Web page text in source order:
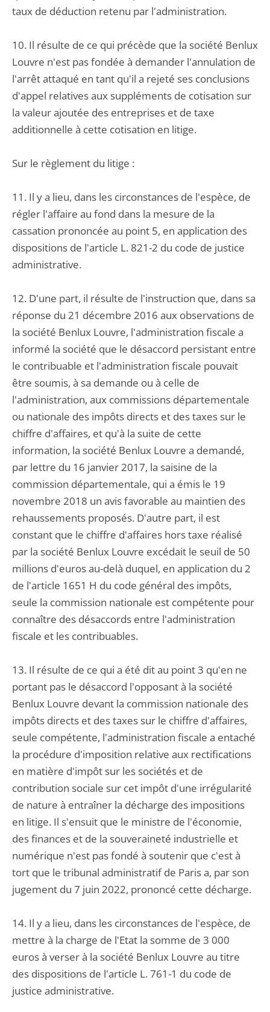
taux de déduction retenu par l'administration.
10. Il résulte de ce qui précède que la société Benlux
Louvre n'est pas fondée à demander l'annulation de
l'arrêt attaqué en tant qu'il a rejeté ses conclusions
d'appel relatives aux suppléments de cotisation sur
la valeur ajoutée des entreprises et de taxe
additionnelle à cette cotisation en litige.
Sur le règlement du litige :
11. Il y a lieu, dans les circonstances de l'espèce, de
régler l'affaire au fond dans la mesure de la
cassation prononcée au point 5, en application des
dispositions de l'article L. 821-2 du code de justice
administrative.
12. D'une part, il résulte de l'instruction que, dans sa
réponse du 21 décembre 2016 aux observations de
la société Benlux Louvre, l'administration fiscale a
informé la société que le désaccord persistant entre
le contribuable et l'administration fiscale pouvait
être soumis, à sa demande ou à celle de
l'administration, aux commissions départementale
ou nationale des impôts directs et des taxes sur le
chiffre d'affaires, et qu'à la suite de cette
information, la société Benlux Louvre a demandé,
par lettre du 16 janvier 2017, la saisine de la
commission départementale, qui a émis le 19
novembre 2018 un avis favorable au maintien des
rehaussements proposés. D'autre part, il est
constant que le chiffre d'affaires hors taxe réalisé
par la société Benlux Louvre excédait le seuil de 50
millions d'euros au-delà duquel, en application du 2
de l'article 1651 H du code général des impôts,
seule la commission nationale est compétente pour
connaître des désaccords entre l'administration
fiscale et les contribuables.
13. Il résulte de ce qui a été dit au point 3 qu'en ne
portant pas le désaccord l'opposant à la société
Benlux Louvre devant la commission nationale des
impôts directs et des taxes sur le chiffre d'affaires,
seule compétente, l'administration fiscale a entaché
la procédure d'imposition relative aux rectifications
en matière d'impôt sur les sociétés et de
contribution sociale sur cet impôt d'une irrégularité
de nature à entraîner la décharge des impositions
en litige. Il s'ensuit que le ministre de l'économie,
des finances et de la souveraineté industrielle et
numérique n'est pas fondé à soutenir que c'est à
tort que le tribunal administratif de Paris a, par son
jugement du 7 juin 2022, prononcé cette décharge.
14. Il y a lieu, dans les circonstances de l'espèce, de
mettre à la charge de l'Etat la somme de 3 000
euros à verser à la société Benlux Louvre au titre
des dispositions de l'article L. 761-1 du code de
justice administrative.